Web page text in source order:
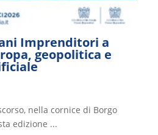
Imprenditori a
geopolitica e
nella cornice di Borgo
edizione ...